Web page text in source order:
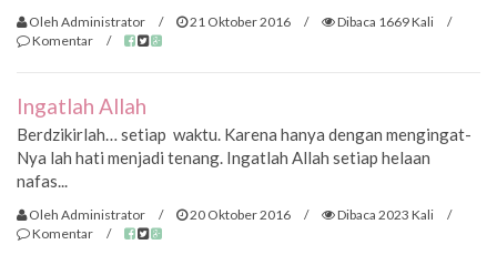
Oleh Administrator / 21 Oktober 2016 / Dibaca 1669 Kali
/
Komentar
/
Ingatlah Allah
Berdzikirlah… setiap waktu. Karena hanya dengan mengingat-
Nya lah hati menjadi tenang. Ingatlah Allah setiap helaan
nafas...
Oleh Administrator / 20 Oktober 2016 / Dibaca 2023 Kali
/
Komentar
/